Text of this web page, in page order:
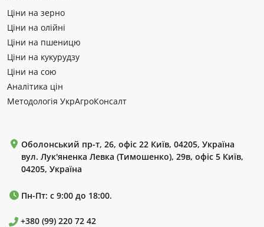
Ціни на зерно
Ціни на олійні
Ціни на пшеницю
Ціни на кукурудзу
Ціни на сою
Аналітика цін
Методологія УкрАгроКонсалт
Оболонський пр-т, 26, офіс 22 Київ, 04205, Україна
вул. Лук'яненка Левка (Тимошенко), 29в, офіс 5 Київ,
04205, Україна
Пн-Пт: с 9:00 до 18:00.
+380 (99) 220 72 42